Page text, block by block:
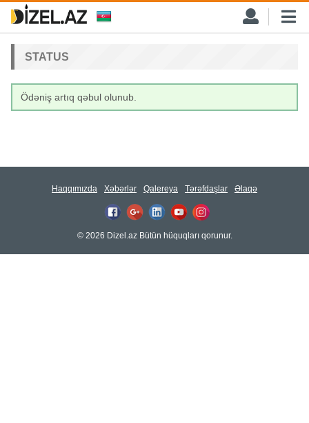
STATUS
Ödəniş artıq qəbul olunub.
Haqqımızda Xəbərlər Qalereya Tərəfdaşlar Əlaqə
© 2026 Dizel.az Bütün hüquqları qorunur.